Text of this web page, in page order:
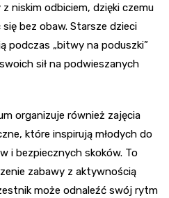
niskim odbiciem, dzięki czemu
bez obaw. Starsze dzieci
podczas „bitwy na poduszki”
sił na podwieszanych
organizuje również zajęcia
które inspirują młodych do
i bezpiecznych skoków. To
zabawy z aktywnością
może odnaleźć swój rytm